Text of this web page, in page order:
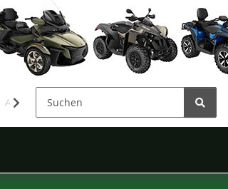
Aktionen